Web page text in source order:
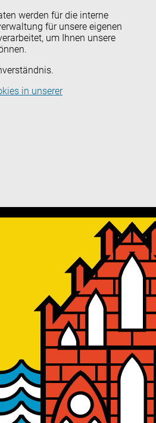
werden für die interne
für unsere eigenen
um Ihnen unsere
in unserer